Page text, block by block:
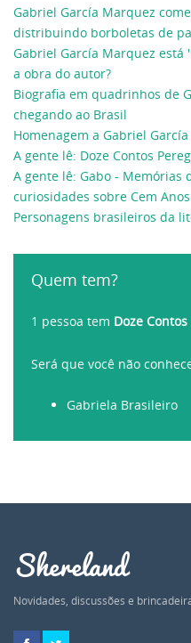
Gabriel García Marquez
distribuindo borboletas de
Gabriel García Marquez
a obra do autor?
Biografia em quadrinhos de
chegando ao Brasil
Homenagem a Gabriel
A gente lê: Doze Contos
A gente lê: Gabo - Memórias
curiosidades sobre Cem
Personagens brasileiros da
Quem tem?
1 pessoa tem Doze
Será que você não
Gabriela Brasileiro
Shereland
Novidades, discussões e